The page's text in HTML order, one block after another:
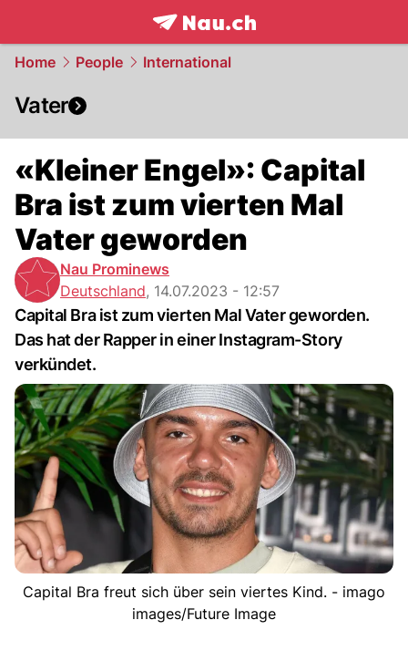
frontpage.NAU.ch
Home People International
Vater
«Kleiner Engel»: Capital
Bra ist zum vierten Mal
Vater geworden
Nau Prominews
Deutschland, 14.07.2023 - 12:57
Capital Bra ist zum vierten Mal Vater geworden.
Das hat der Rapper in einer Instagram-Story
verkündet.
Capital Bra freut sich über sein viertes Kind. - imago
images/Future Image